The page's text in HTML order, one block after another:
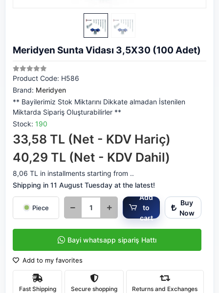
Meridyen Sunta Vidası 3,5X30 (100 Adet)
Product Code: H586
Brand: Meridyen
** Bayilerimiz Stok Miktarını Dikkate almadan İstenilen
Miktarda Sipariş Oluşturabilirler **
Stock: 190
33,58 TL (Net - KDV Hariç)
40,29 TL (Net - KDV Dahil)
8,06 TL in installments starting from ..
Shipping in 11 August Tuesday at the latest!
Piece
Add
to
cart
Buy
Now
Bayi whatsapp sipariş Hattı
Add to my favorites
Fast Shipping Secure shopping Returns and Exchanges